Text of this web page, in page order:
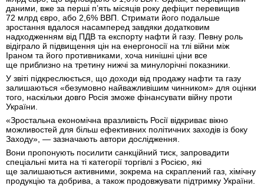
даними, вже за перші п’ять місяців року дефіцит перевищив
72 млрд євро, або 2,6% ВВП. Стримати його подальше
зростання вдалося насамперед завдяки додатковим
надходженням від ПДВ та експорту нафти й газу. Певну роль
відіграло й підвищення цін на енергоносії на тлі війни між
Іраном та його противниками, хоча нинішні ціни все
ще приблизно на третину нижчі за минулорічні показники.
У звіті підкреслюється, що доходи від продажу нафти та газу
залишаються «безумовно найважливішим чинником» для оцінки
того, наскільки довго Росія зможе фінансувати війну проти
України.
«Зростальна економічна вразливість Росії відкриває вікно
можливостей для більш ефективних політичних заходів із боку
Заходу», — зазначають автори дослідження.
Вони пропонують посилити санкційний тиск, запровадити
спеціальні мита на ті категорії торгівлі з Росією, які
ще залишаються активними, зокрема на скраплений газ, хімічну
продукцію та добрива, а також продовжувати підтримку України.